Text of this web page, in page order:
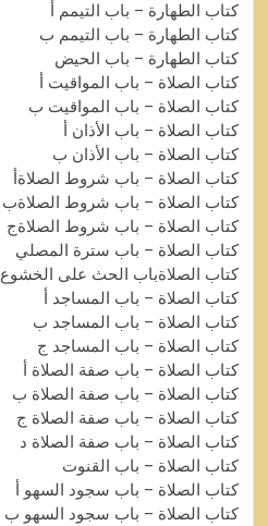
كتاب الطهارة – باب التيمم أ
كتاب الطهارة – باب التيمم ب
كتاب الطهارة – باب الحيض
كتاب الصلاة – باب المواقيت أ
كتاب الصلاة – باب المواقيت ب
كتاب الصلاة – باب الأذان أ
كتاب الصلاة – باب الأذان ب
كتاب الصلاة – باب شروط الصلاةأ
كتاب الصلاة – باب شروط الصلاةب
كتاب الصلاة – باب شروط الصلاةج
كتاب الصلاة – باب سترة المصلي
كتاب الصلاةباب الحث على الخشوع
كتاب الصلاة – باب المساجد أ
كتاب الصلاة – باب المساجد ب
كتاب الصلاة – باب المساجد ج
كتاب الصلاة – باب صفة الصلاة أ
كتاب الصلاة – باب صفة الصلاة ب
كتاب الصلاة – باب صفة الصلاة ج
كتاب الصلاة – باب صفة الصلاة د
كتاب الصلاة – باب القنوت
كتاب الصلاة – باب سجود السهو أ
كتاب الصلاة – باب سجود السهو ب